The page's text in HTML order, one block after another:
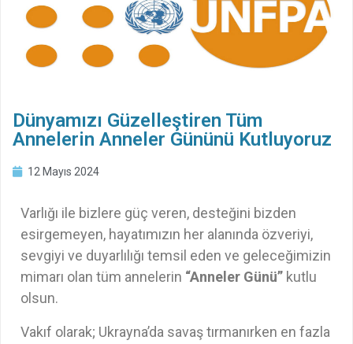
Dünyamızı Güzelleştiren Tüm
Annelerin Anneler Gününü Kutluyoruz
12 Mayıs 2024
Varlığı ile bizlere güç veren, desteğini bizden
esirgemeyen, hayatımızın her alanında özveriyi,
sevgiyi ve duyarlılığı temsil eden ve geleceğimizin
mimarı olan tüm annelerin “Anneler Günü” kutlu
olsun.
Vakıf olarak; Ukrayna’da savaş tırmanırken en fazla